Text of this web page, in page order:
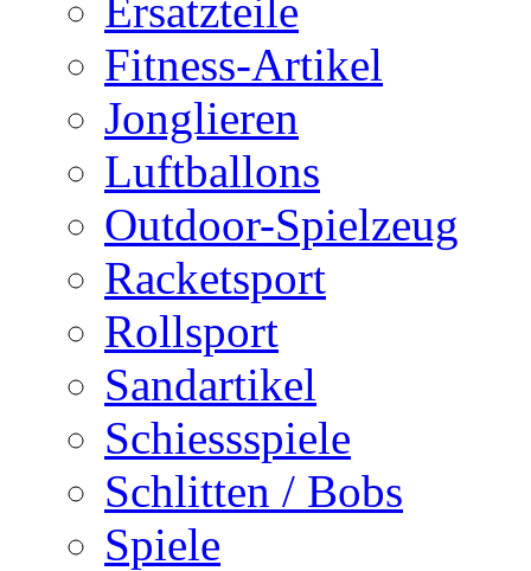
Ersatzteile
Fitness-Artikel
Jonglieren
Luftballons
Outdoor-Spielzeug
Racketsport
Rollsport
Sandartikel
Schiessspiele
Schlitten / Bobs
Spiele